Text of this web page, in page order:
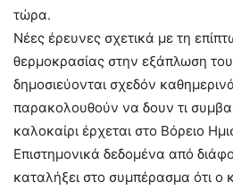
τώρα.
Νέες έρευνες σχετικά με τη
θερμοκρασίας στην εξάπλωση
δημοσιεύονται σχεδόν
παρακολουθούν να δουν τι
καλοκαίρι έρχεται στο Βόρειο
Επιστημονικά δεδομένα από
καταλήξει στο συμπέρασμα ότι ο